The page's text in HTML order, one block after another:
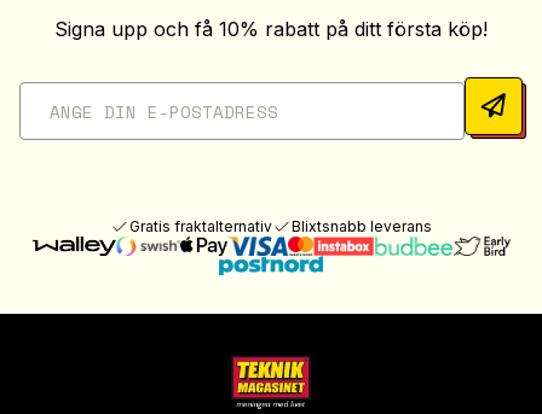
Signa upp och få 10% rabatt på ditt första köp!
Gratis fraktalternativ Blixtsnabb leverans